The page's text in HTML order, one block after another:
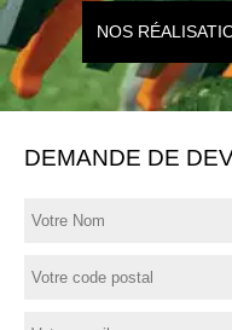
NOS
DEMANDE DE